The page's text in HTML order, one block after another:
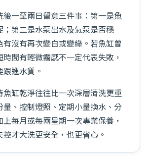
後一至兩日留意三件事：第一是魚
；第二是水泵出水及氣泵是否穩
有沒有再次變白或變綠。若魚缸曾
間有輕微霧感不一定代表失敗，
進水質。
魚缸乾淨往往比一次深層清洗更重
量、控制燈照、定期小量換水、分
每月或每兩星期一次專業保養，
才大洗更安全，也更省心。